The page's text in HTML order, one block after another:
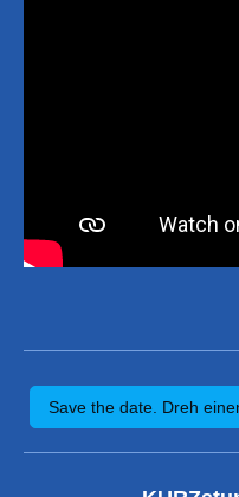
Save the date. Dreh